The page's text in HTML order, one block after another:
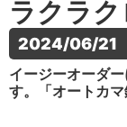
ラクラ
2024/06/21
イージーオーダ
す。「オートカマ